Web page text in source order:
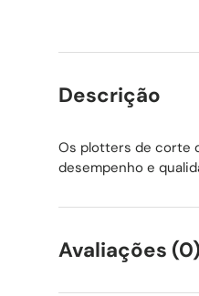
Descrição
Os plotters de corte
desempenho e
Avaliações (0)